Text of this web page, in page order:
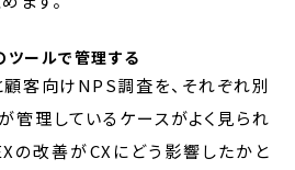
ツールで管理する
客向けNPS調査を、それぞれ別
管理しているケースがよく見られ
の改善がCXにどう影響したかと